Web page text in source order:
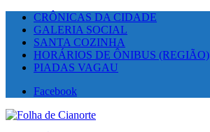
CRÔNICAS DA CIDADE
GALERIA SOCIAL
SANTA COZINHA
HORÁRIOS DE ÔNIBUS (REGIÃO)
PIADAS VAGAU
Facebook